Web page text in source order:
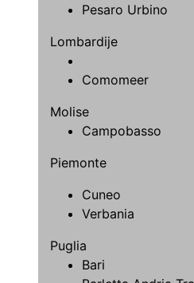
Pesaro Urbino
Lombardije
Comomeer
Molise
Campobasso
Piemonte
Cuneo
Verbania
Puglia
Bari